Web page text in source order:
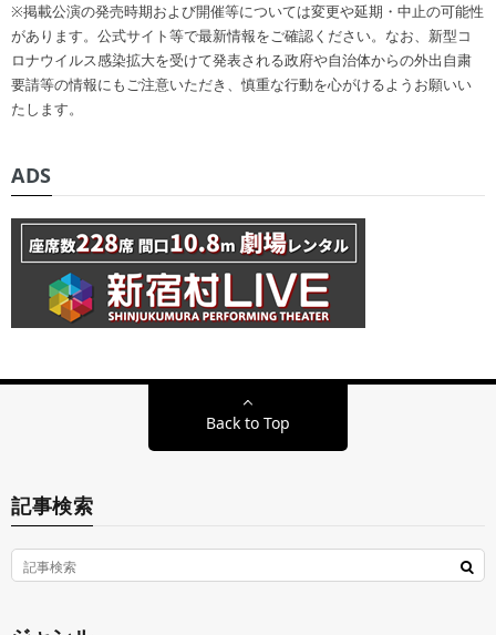
※掲載公演の発売時期および開催等については変更や延期・中止の可能性
があります。公式サイト等で最新情報をご確認ください。なお、新型コ
ロナウイルス感染拡大を受けて発表される政府や自治体からの外出自粛
要請等の情報にもご注意いただき、慎重な行動を心がけるようお願いい
たします。
ADS
Back to Top
記事検索